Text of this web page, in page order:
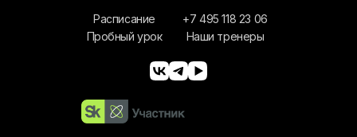
+7 495 118 23 06
Наши тренеры
Расписание
Пробный урок